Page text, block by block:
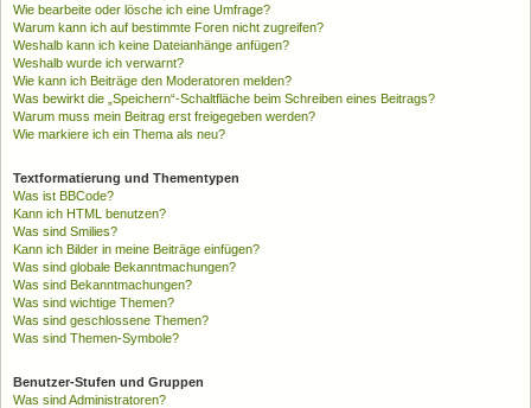
Wie bearbeite oder lösche ich eine Umfrage?
Warum kann ich auf bestimmte Foren nicht zugreifen?
Weshalb kann ich keine Dateianhänge anfügen?
Weshalb wurde ich verwarnt?
Wie kann ich Beiträge den Moderatoren melden?
Was bewirkt die „Speichern“-Schaltfläche beim Schreiben eines Beitrags?
Warum muss mein Beitrag erst freigegeben werden?
Wie markiere ich ein Thema als neu?
Textformatierung und Thementypen
Was ist BBCode?
Kann ich HTML benutzen?
Was sind Smilies?
Kann ich Bilder in meine Beiträge einfügen?
Was sind globale Bekanntmachungen?
Was sind Bekanntmachungen?
Was sind wichtige Themen?
Was sind geschlossene Themen?
Was sind Themen-Symbole?
Benutzer-Stufen und Gruppen
Was sind Administratoren?